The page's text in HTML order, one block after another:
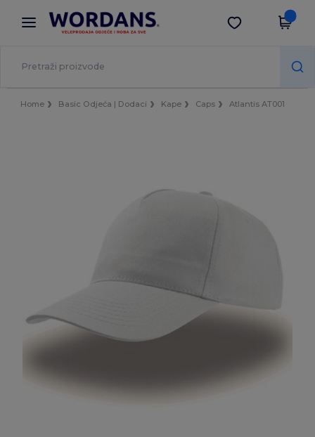
× Aplikacija Wordans
Bolje cijene u aplikaciji!
Preuzmi app
Home Basic Odjeća | Dodaci Kape Caps Atlantis AT001